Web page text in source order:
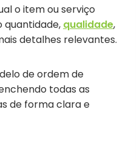
o item ou serviço
quantidade, qualidade,
detalhes relevantes.
de ordem de
todas as
de forma clara e